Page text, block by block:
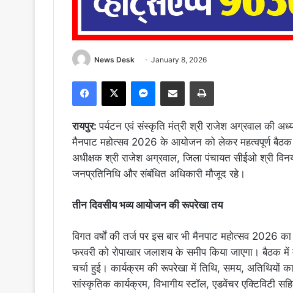
News Desk January 8, 2026
Facebook
X Messenger
Share via Email Print
रायपुर:पर्यटन एवं संस्कृति मंत्री श्री राजेश अग्रवाल की
मैनपाट महोत्सव 2026 के आयोजन को लेकर महत्वपूर्ण
अधीक्षक श्री राजेश अग्रवाल, जिला पंचायत सीईओ श्री
जनप्रतिनिधि और संबंधित अधिकारी मौजूद रहे।
तीन दिवसीय भव्य आयोजन की रूपरेखा तय
विगत वर्षों की तर्ज पर इस बार भी मैनपाट महोत्सव 2026
फरवरी को रोपाखार जलाशय के समीप किया जाएगा। बैठक
चर्चा हुई। कार्यक्रम की रूपरेखा में तिथि, समय, अतिथियों
सांस्कृतिक कार्यक्रम, विभागीय स्टॉल, एडवेंचर एक्टिविटी